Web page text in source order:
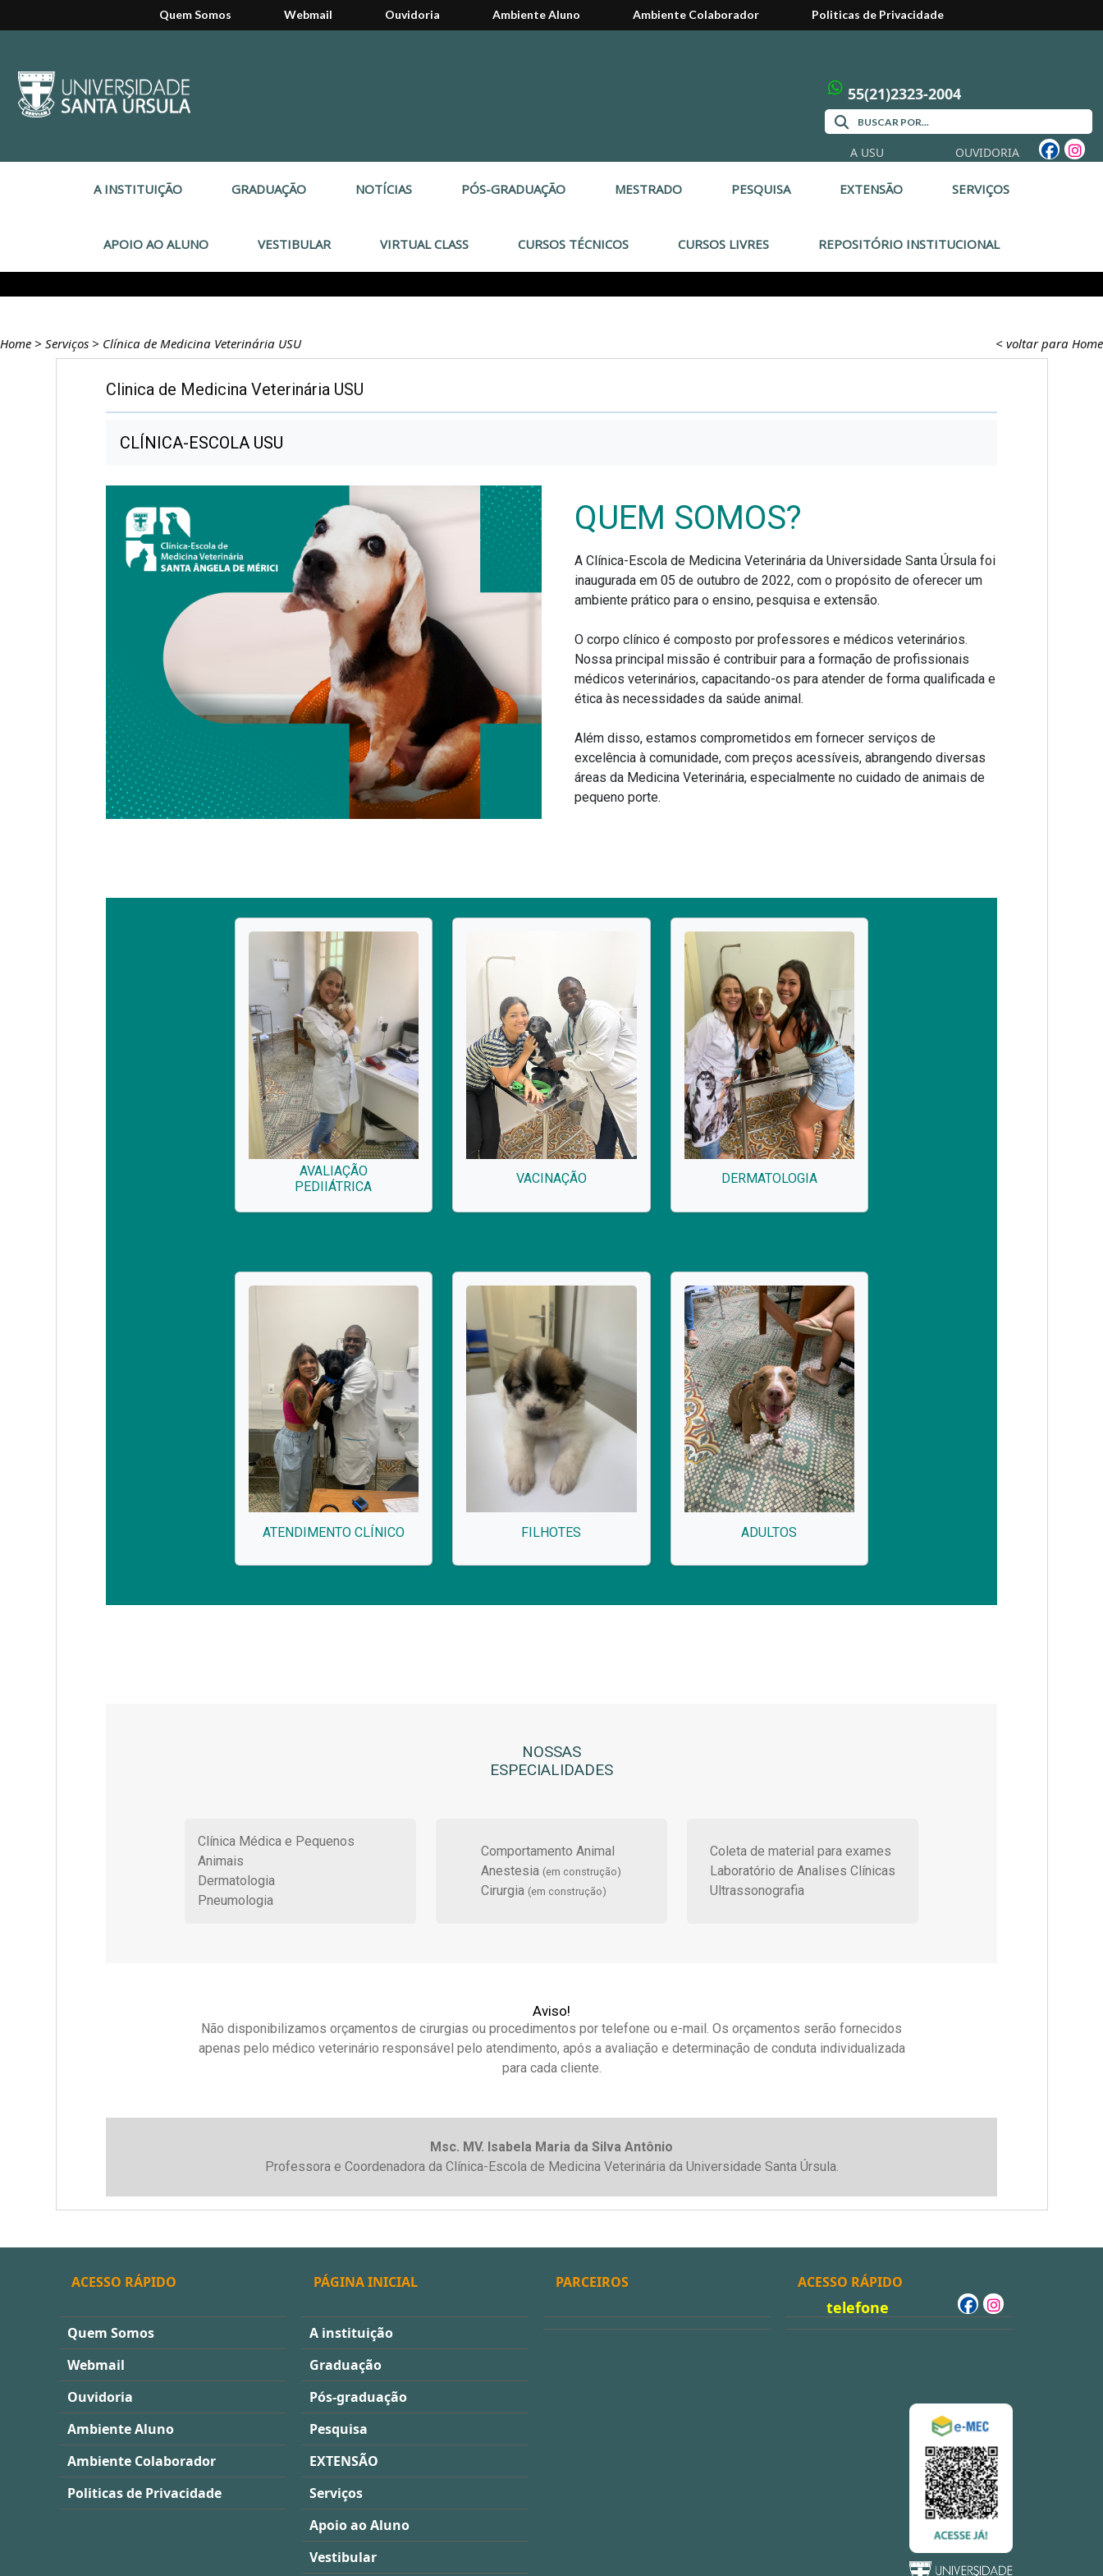
Quem Somos Webmail Ouvidoria Ambiente Aluno Ambiente Colaborador Politicas de Privacidade
55(21)2323-2004
A USU OUVIDORIA
A INSTITUIÇÃO GRADUAÇÃO NOTÍCIAS PÓS-GRADUAÇÃO MESTRADO PESQUISA EXTENSÃO SERVIÇOS
APOIO AO ALUNO VESTIBULAR VIRTUAL CLASS CURSOS TÉCNICOS CURSOS LIVRES REPOSITÓRIO INSTITUCIONAL
Home > Serviços > Clínica de Medicina Veterinária USU < voltar para Home
Clinica de Medicina Veterinária USU
CLÍNICA-ESCOLA USU
QUEM SOMOS?
A Clínica-Escola de Medicina Veterinária da Universidade Santa Úrsula foi
inaugurada em 05 de outubro de 2022, com o propósito de oferecer um
ambiente prático para o ensino, pesquisa e extensão.
O corpo clínico é composto por professores e médicos veterinários.
Nossa principal missão é contribuir para a formação de profissionais
médicos veterinários, capacitando-os para atender de forma qualificada e
ética às necessidades da saúde animal.
Além disso, estamos comprometidos em fornecer serviços de
excelência à comunidade, com preços acessíveis, abrangendo diversas
áreas da Medicina Veterinária, especialmente no cuidado de animais de
pequeno porte.
AVALIAÇÃO
PEDIIÁTRICA
VACINAÇÃO DERMATOLOGIA
ATENDIMENTO CLÍNICO FILHOTES ADULTOS
NOSSAS
ESPECIALIDADES
Clínica Médica e Pequenos
Animais
Dermatologia
Pneumologia
Comportamento Animal
Anestesia (em construção)
Cirurgia (em construção)
Coleta de material para exames
Laboratório de Analises Clínicas
Ultrassonografia
Aviso!
Não disponibilizamos orçamentos de cirurgias ou procedimentos por telefone ou e-mail. Os orçamentos serão fornecidos
apenas pelo médico veterinário responsável pelo atendimento, após a avaliação e determinação de conduta individualizada
para cada cliente.
Msc. MV. Isabela Maria da Silva Antônio
Professora e Coordenadora da Clínica-Escola de Medicina Veterinária da Universidade Santa Úrsula.
ACESSO RÁPIDO
Quem Somos
Webmail
Ouvidoria
Ambiente Aluno
Ambiente Colaborador
Politicas de Privacidade
PÁGINA INICIAL
A instituição
Graduação
Pós-graduação
Pesquisa
EXTENSÃO
Serviços
Apoio ao Aluno
Vestibular
PARCEIROS ACESSO RÁPIDO
telefone